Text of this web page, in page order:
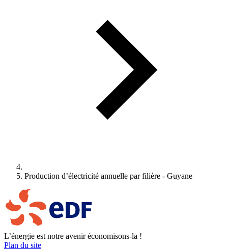
Production d’électricité annuelle par filière - Guyane
L’énergie est notre avenir économisons-la !
Plan du site